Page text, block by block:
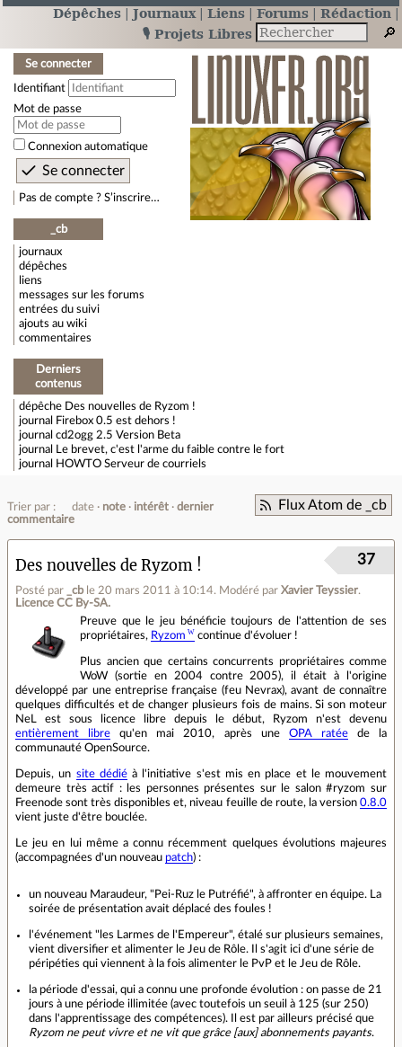
Dépêches Journaux Liens Forums
Rédaction
🎙️ Projets Libres
Se connecter
Identifiant
Mot de passe
Connexion automatique
Pas de compte ? S’inscrire…
_cb
journaux
dépêches
liens
messages sur les forums
entrées du suivi
ajouts au wiki
commentaires
Derniers
contenus
dépêche Des nouvelles de Ryzom !
journal
Firebox 0.5 est dehors !
journal cd2ogg 2.5 Version Beta
journal
Le brevet, c'est l'arme du faible contre le fort
journal
HOWTO Serveur de courriels
Flux Atom de _cb
Trier par : date note intérêt
dernier
commentaire
Des nouvelles de Ryzom !
Posté par _cb le 20 mars 2011 à 10:14. Modéré par Xavier Teyssier.
Licence CC By‑SA.
37
Preuve que le jeu bénéficie toujours de l'attention de ses
propriétaires, Ryzom continue d'évoluer !
Plus ancien que certains concurrents propriétaires comme
WoW (sortie en 2004 contre 2005), il était à l'origine
développé par une entreprise française (feu Nevrax), avant de connaître
quelques difficultés et de changer plusieurs fois de mains. Si son moteur
NeL est sous licence libre depuis le début, Ryzom n'est devenu
entièrement libre qu'en mai 2010, après une OPA ratéede la
communauté OpenSource.
Depuis, un site dédiéà l'initiative s'est mis en place et le mouvement
demeure très actif : les personnes présentes sur le salon #ryzom sur
Freenode sont très disponibles et, niveau feuille de route, la version 0.8.0
vient juste d'être bouclée.
Le jeu en lui même a connu récemment quelques évolutions majeures
(accompagnées d'un nouveau patch) :
un nouveau Maraudeur, "Pei-Ruz le Putréfié", à affronter en équipe. La
soirée de présentation avait déplacé des foules !
l'événement "les Larmes de l'Empereur", étalé sur plusieurs semaines,
vient diversifier et alimenter le Jeu de Rôle. Il s'agit ici d'une série de
péripéties qui viennent à la fois alimenter le PvP et le Jeu de Rôle.
la période d'essai, qui a connu une profonde évolution : on passe de 21
jours à une période illimitée (avec toutefois un seuil à 125 (sur 250)
dans l'apprentissage des compétences). Il est par ailleurs précisé que
Ryzom ne peut vivre et ne vit que grâce [aux] abonnements payants.